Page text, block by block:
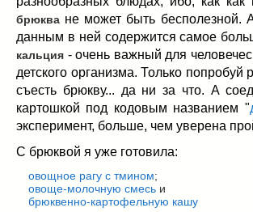
Заначка на зиму! (29)
Грибы(5)
Напитки(3)
Овощные заготовки(11)
Сладкие заготовки (10)
Поговорим о(19)
конкурсы (7)
продуктах (2)
разном (9)
Постные рецепты(8)
брюква не может быть бесполезной.
данным в ней содержится самое
кальция - очень важный для
детского организма. Только попробуй
съесть брюкву... да ни за что. А
картошкой под кодовым названием "
эксперимент, больше, чем уверена
С брюквой я уже готовила:
овощное рагу с тмином;
овоще-молочную смесь и
брюквенно-картофельную кашу